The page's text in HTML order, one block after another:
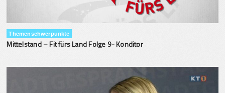
Themenschwerpunkte
Mittelstand – Fit fürs Land Folge 9- Konditor